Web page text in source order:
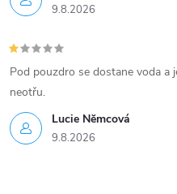
9.8.2026
Lucie Nĕmcová
9.8.2026
Pod pouzdro se dostane voda a
neotřu.